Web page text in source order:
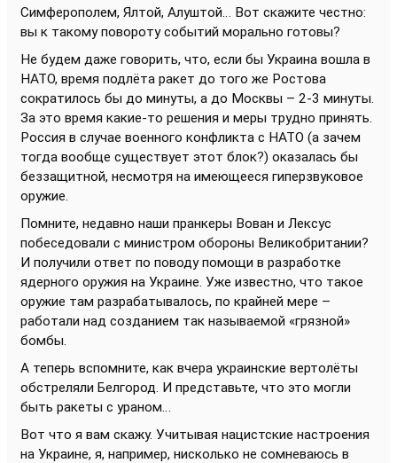
Симферополем, Ялтой, Алуштой… Вот скажите честно:
вы к такому повороту событий морально готовы?
Не будем даже говорить, что, если бы Украина вошла в
НАТО, время подлёта ракет до того же Ростова
сократилось бы до минуты, а до Москвы – 2-3 минуты.
За это время какие-то решения и меры трудно принять.
Россия в случае военного конфликта с НАТО (а зачем
тогда вообще существует этот блок?) оказалась бы
беззащитной, несмотря на имеющееся гиперзвуковое
оружие.
Помните, недавно наши пранкеры Вован и Лексус
побеседовали с министром обороны Великобритании?
И получили ответ по поводу помощи в разработке
ядерного оружия на Украине. Уже известно, что такое
оружие там разрабатывалось, по крайней мере –
работали над созданием так называемой «грязной»
бомбы.
А теперь вспомните, как вчера украинские вертолёты
обстреляли Белгород. И представьте, что это могли
быть ракеты с ураном…
Вот что я вам скажу. Учитывая нацистские настроения
на Украине, я, например, нисколько не сомневаюсь в